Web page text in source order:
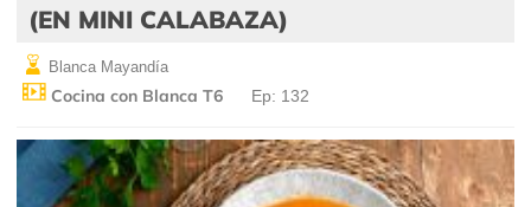
(EN MINI CALABAZA)
Blanca Mayandía
Cocina con Blanca T6 Ep: 132